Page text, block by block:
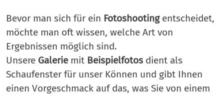
Bevor man sich für ein Fotoshootingentscheidet,
möchte man oft wissen, welche Art von
Ergebnissen möglich sind.
Unsere Galeriemit Beispielfotos dient als
Schaufenster für unser Können und gibt Ihnen
einen Vorgeschmack auf das, was Sie von einem